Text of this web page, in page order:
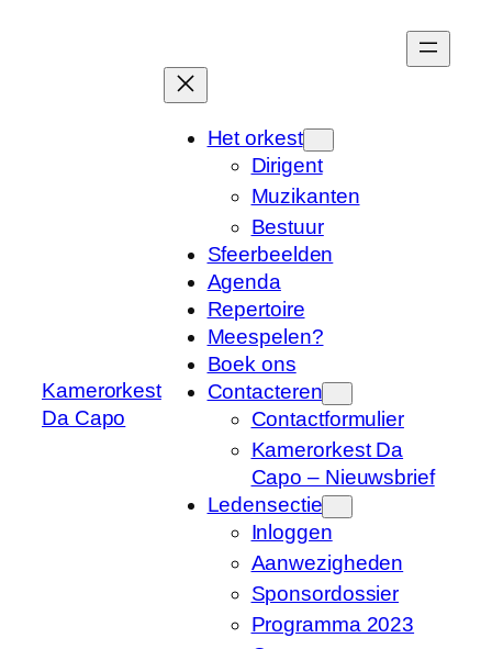
Kamerorkest
Da Capo
Het orkest
Dirigent
Muzikanten
Bestuur
Sfeerbeelden
Agenda
Repertoire
Meespelen?
Boek ons
Contacteren
Contactformulier
Kamerorkest Da
Capo – Nieuwsbrief
Ledensectie
Inloggen
Aanwezigheden
Sponsordossier
Programma 2023